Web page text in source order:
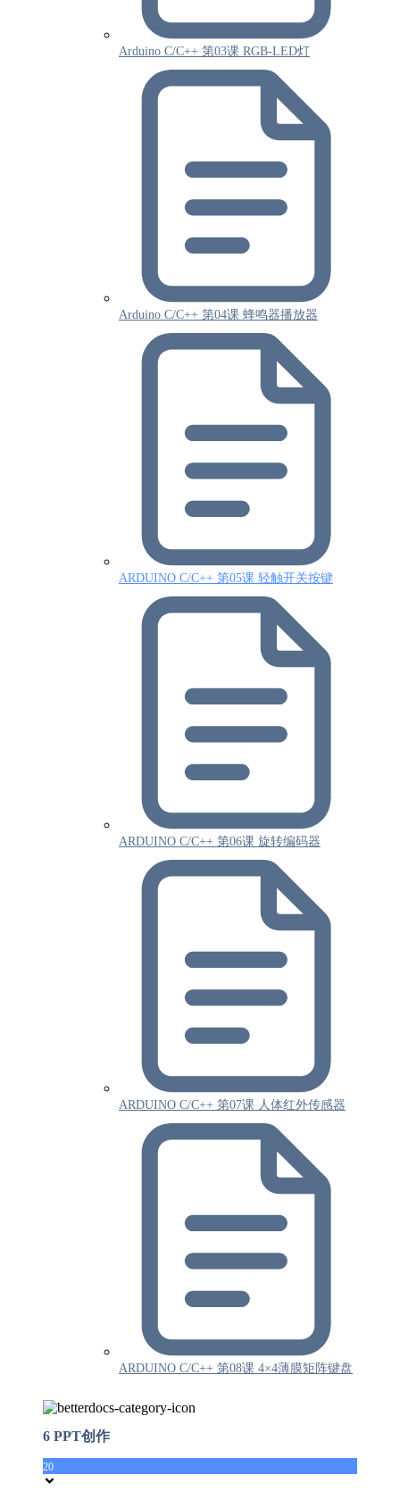
Arduino C/C++ 第03课 RGB-LED灯
Arduino C/C++ 第04课 蜂鸣器播放器
ARDUINO C/C++ 第05课 轻触开关按键
ARDUINO C/C++ 第06课 旋转编码器
ARDUINO C/C++ 第07课 人体红外传感器
ARDUINO C/C++ 第08课 4×4薄膜矩阵键盘
6 PPT创作
20